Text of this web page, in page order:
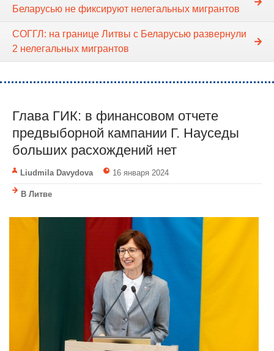
Беларусью не фиксируют нелегальных мигрантов
СОГГЛ: на границе Литвы с Беларусью развернули
2 нелегальных мигрантов
Глава ГИК: в финансовом отчете
предвыборной кампании Г. Науседы
больших расхождений нет
Liudmila Davydova 16 января 2024
В Литве